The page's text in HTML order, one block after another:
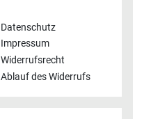
Datenschutz
Impressum
Widerrufsrecht
Ablauf des Widerrufs